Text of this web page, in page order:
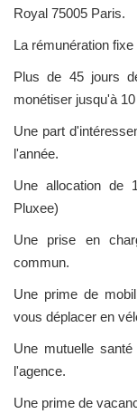
Royal 75005 Paris.
La rémunération fixe
Plus de 45 jours
monétiser jusqu'à
Une part
l'année.
Une allocation de
Pluxee)
Une prise en
commun.
Une prime de
vous déplacer en
Une mutuelle
l'agence.
Une prime de